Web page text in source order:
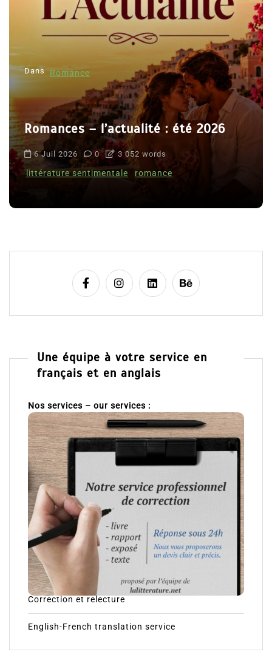
Dans Romance
Romances – l’actualité : été 2026
6 Juil 2026 0 3 052 words
littérature sentimentale romance
Une équipe à votre service en
français et en anglais
Nos services – our services :
Correction et relecture
English-French translation service